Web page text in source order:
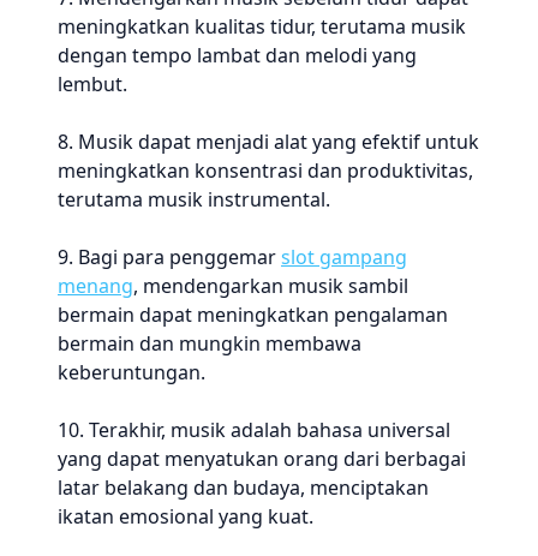
meningkatkan kualitas tidur, terutama musik
dengan tempo lambat dan melodi yang
lembut.
8. Musik dapat menjadi alat yang efektif untuk
meningkatkan konsentrasi dan produktivitas,
terutama musik instrumental.
9. Bagi para penggemarslot gampang
menang, mendengarkan musik sambil
bermain dapat meningkatkan pengalaman
bermain dan mungkin membawa
keberuntungan.
10. Terakhir, musik adalah bahasa universal
yang dapat menyatukan orang dari berbagai
latar belakang dan budaya, menciptakan
ikatan emosional yang kuat.